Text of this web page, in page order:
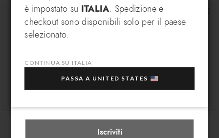
Queen
Queen
In che paese desideri spedire?
Seleziona boutique Italia
VANTAGGIO ESCLUSIVO
Iscriviti alla nostra newsletter, subito per te un
Iscriviti
è impostato su ITALIA. Spedizione e
checkout sono disponibili solo per il paese
selezionato.
CONTINUA SU ITALIA
PASSA A UNITED STATES